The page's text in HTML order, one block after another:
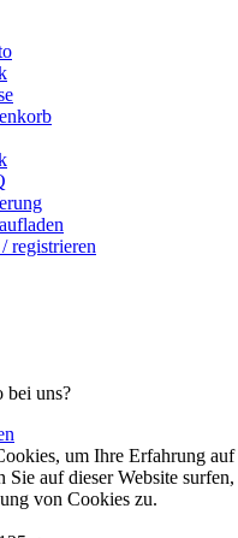
registrieren
bei uns?
um Ihre Erfahrung auf
Sie auf dieser Website
von Cookies zu.